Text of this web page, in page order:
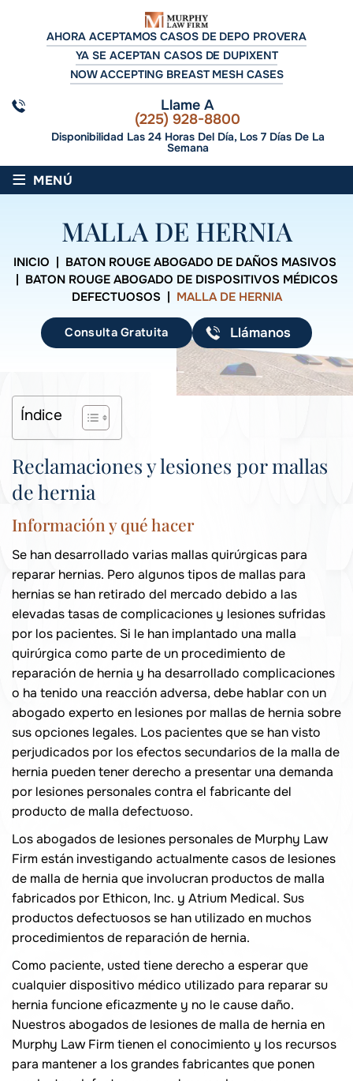
AHORA ACEPTAMOS CASOS DE DEPO PROVERA
YA SE ACEPTAN CASOS DE DUPIXENT
NOW ACCEPTING BREAST MESH CASES
Llame A
(225) 928-8800
Disponibilidad Las 24 Horas Del Día, Los 7 Días De La
Semana
≡ MENÚ
MALLA DE HERNIA
INICIO
BATON ROUGE ABOGADO DE DAÑOS MASIVOS
BATON ROUGE ABOGADO DE DISPOSITIVOS MÉDICOS
DEFECTUOSOS
MALLA DE HERNIA
Consulta Gratuita Llámanos
Índice
Reclamaciones y lesiones por mallas
de hernia
Información y qué hacer
Se han desarrollado varias mallas quirúrgicas para
reparar hernias. Pero algunos tipos de mallas para
hernias se han retirado del mercado debido a las
elevadas tasas de complicaciones y lesiones sufridas
por los pacientes. Si le han implantado una malla
quirúrgica como parte de un procedimiento de
reparación de hernia y ha desarrollado complicaciones
o ha tenido una reacción adversa, debe hablar con un
abogado experto en lesiones por mallas de hernia sobre
sus opciones legales. Los pacientes que se han visto
perjudicados por los efectos secundarios de la malla de
hernia pueden tener derecho a presentar una demanda
por lesiones personales contra el fabricante del
producto de malla defectuoso.
Los abogados de lesiones personales de Murphy Law
Firm están investigando actualmente casos de lesiones
de malla de hernia que involucran productos de malla
fabricados por Ethicon, Inc. y Atrium Medical. Sus
productos defectuosos se han utilizado en muchos
procedimientos de reparación de hernia.
Como paciente, usted tiene derecho a esperar que
cualquier dispositivo médico utilizado para reparar su
hernia funcione eficazmente y no le cause daño.
Nuestros abogados de lesiones de malla de hernia en
Murphy Law Firm tienen el conocimiento y los recursos
para mantener a los grandes fabricantes que ponen